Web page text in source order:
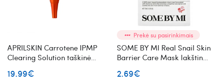
APRILSKIN Carrotene IPMP
Clearing Solution taškinė
netobulumams mažinti
19.99€
Prekė su pasirinkimais
SOME BY MI Real Snail Skin
Barrier Care Mask lakštinė
mucinu
2.69€